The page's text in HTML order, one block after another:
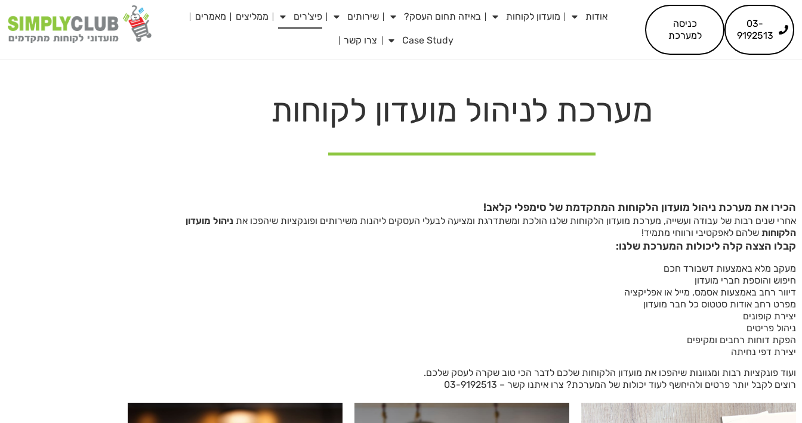
03-
9192513
כניסה
למערכת
אודות מועדון לקוחות באיזה תחום העסק? שירותים פיצ'רים ממליצים מאמרים
Case Study צרו קשר
מערכת לניהול מועדון לקוחות
הכירו את מערכת ניהול מועדון הלקוחות המתקדמת של סימפלי קלאב!
אחרי שנים רבות של עבודה ועשייה, מערכת מועדון הלקוחות שלנו הולכת ומשתדרגת ומציעה לבעלי העסקים ליהנות משירותים ופונקציות שיהפכו את ניהול מועדון
הלקוחות שלהם לאפקטיבי ורווחי מתמיד!
קבלו הצצה קלה ליכולות המערכת שלנו:
מעקב מלא באמצעות דשבורד חכם
חיפוש והוספת חברי מועדון
דיוור רחב באמצעות אסמס, מייל או אפליקציה
מפרט רחב אודות סטטוס כל חבר מועדון
יצירת קופונים
ניהול פריטים
הפקת דוחות רחבים ומקיפים
יצירת דפי נחיתה
ועוד פונקציות רבות ומגוונות שיהפכו את מועדון הלקוחות שלכם לדבר הכי טוב שקרה לעסק שלכם.
רוצים לקבל יותר פרטים ולהיחשף לעוד יכולות של המערכת? צרו איתנו קשר – 03-9192513